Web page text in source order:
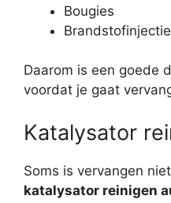
Bougies
Brandstofinjectie
Daarom is een goede
voordat je gaat
Katalysator
Soms is vervangen
katalysator reinigen